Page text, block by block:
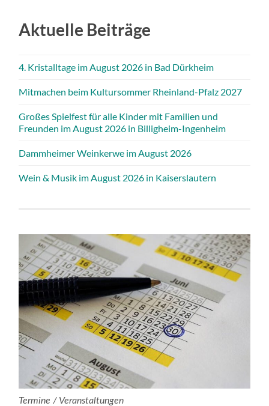
Aktuelle Beiträge
4. Kristalltage im August 2026 in Bad Dürkheim
Mitmachen beim Kultursommer Rheinland-Pfalz 2027
Großes Spielfest für alle Kinder mit Familien und
Freunden im August 2026 in Billigheim-Ingenheim
Dammheimer Weinkerwe im August 2026
Wein & Musik im August 2026 in Kaiserslautern
Termine / Veranstaltungen